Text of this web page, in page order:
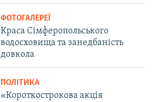
ФОТОГАЛЕРЕЇ
Краса Сімферопольського
водосховища та занедбаність
довкола
ПОЛІТИКА
«Короткострокова акція